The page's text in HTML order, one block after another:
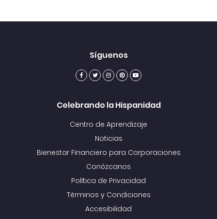
Síguenos
Celebrando la Hispanidad
Centro de Aprendizaje
Noticias
Bienestar Financiero para Corporaciones
Conózcanos
Política de Privacidad
Términos y Condiciones
Accesibilidad